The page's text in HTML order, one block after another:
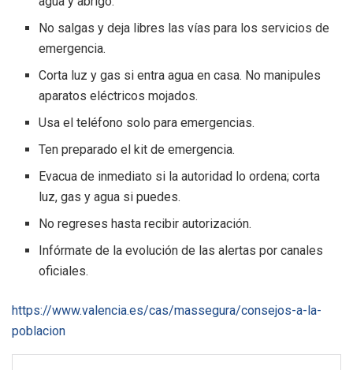
No salgas y deja libres las vías para los servicios de
emergencia.
Corta luz y gas si entra agua en casa. No manipules
aparatos eléctricos mojados.
Usa el teléfono solo para emergencias.
Ten preparado el kit de emergencia.
Evacua de inmediato si la autoridad lo ordena; corta
luz, gas y agua si puedes.
No regreses hasta recibir autorización.
Infórmate de la evolución de las alertas por canales
oficiales.
https://www.valencia.es/cas/massegura/consejos-a-la-
poblacion